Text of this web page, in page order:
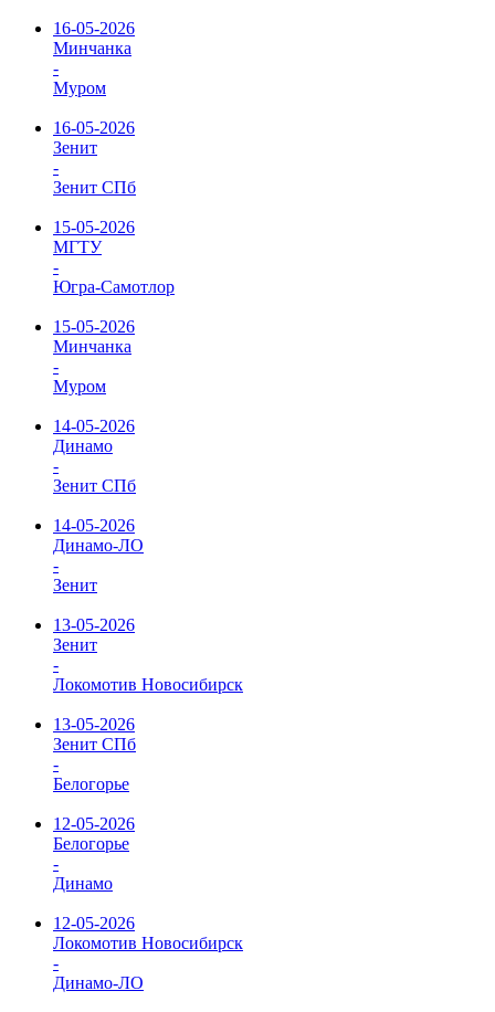
16-05-2026
Минчанка
-
Муром
16-05-2026
Зенит
-
Зенит СПб
15-05-2026
МГТУ
-
Югра-Самотлор
15-05-2026
Минчанка
-
Муром
14-05-2026
Динамо
-
Зенит СПб
14-05-2026
Динамо-ЛО
-
Зенит
13-05-2026
Зенит
-
Локомотив Новосибирск
13-05-2026
Зенит СПб
-
Белогорье
12-05-2026
Белогорье
-
Динамо
12-05-2026
Локомотив Новосибирск
-
Динамо-ЛО